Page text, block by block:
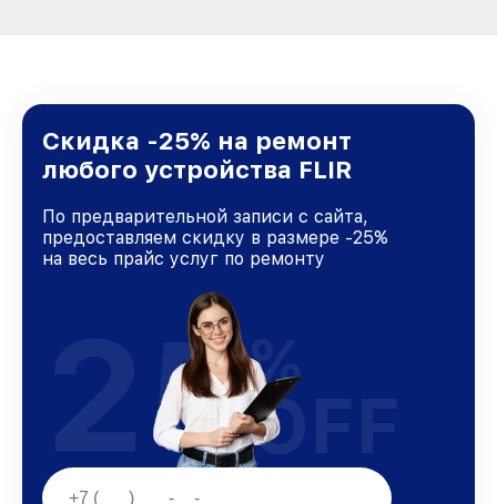
Скидка -25% на ремонт
любого устройства FLIR
По предварительной записи с сайта,
предоставляем скидку в размере -25%
на весь прайс услуг по ремонту
25%
OFF